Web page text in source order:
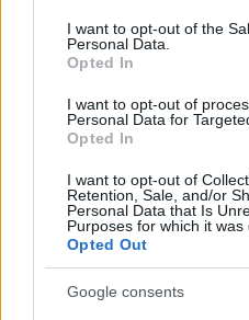
consent section.
I want to opt-out of the
Personal Data.
Opted In
I want to opt-out of
Personal Data for
Opted In
I want to opt-out of
Retention, Sale, and/or
Personal Data that Is
Purposes for which it was
Opted Out
Google consents
Informaatio ja viestintä
toiminta
Kiinteistöalan toiminta
Kuljetusliike­toiminta
Maa-, metsä- ja
Majoitus- ja
Palveluliiketoiminta
Rakentaminen